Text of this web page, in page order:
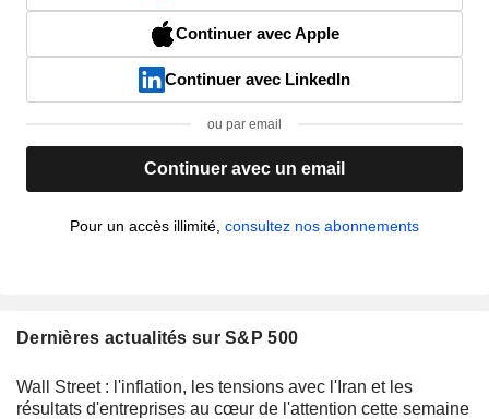
Continuer avec Apple
Continuer avec LinkedIn
ou par email
Continuer avec un email
Pour un accès illimité, consultez nos abonnements
Dernières actualités sur S&P 500
Wall Street : l'inflation, les tensions avec l'Iran et les
résultats d'entreprises au cœur de l'attention cette semaine